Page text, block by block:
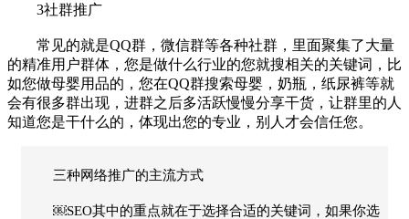
3社群推广
常见的就是QQ群，微信群等各种社群，里面聚集了大量
的精准用户群体，您是做什么行业的您就搜相关的关键词，比
如您做母婴用品的，您在QQ群搜索母婴，奶瓶，纸尿裤等就
会有很多群出现，进群之后多活跃慢慢分享干货，让群里的人
知道您是干什么的，体现出您的专业，别人才会信任您。
三种网络推广的主流方式
￼SEO其中的重点就在于选择合适的关键词，如果你选